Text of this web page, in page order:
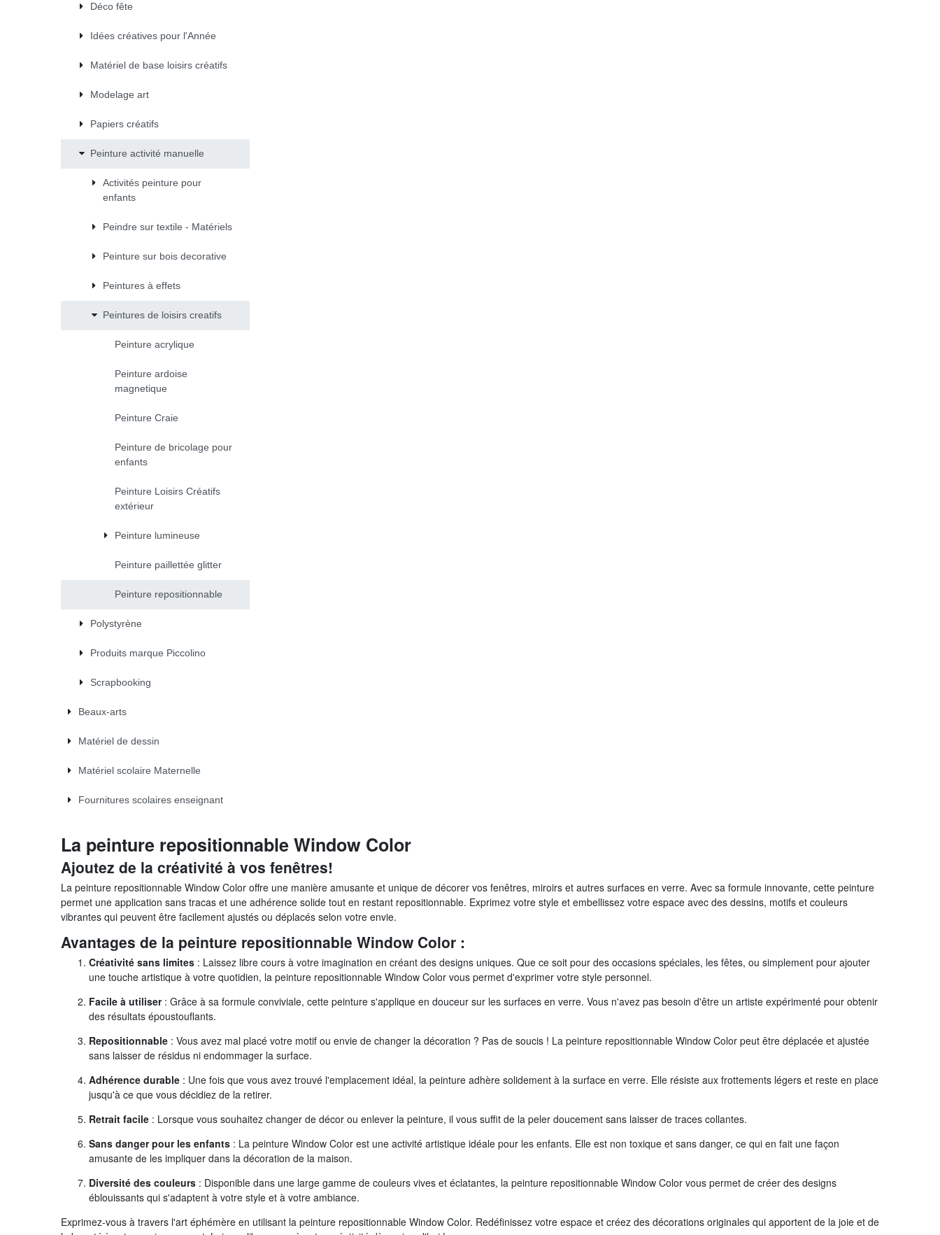
Déco fête
Idées créatives pour l'Année
Matériel de base loisirs créatifs
Modelage art
Papiers créatifs
Peinture activité manuelle
Activités peinture pour
enfants
Peindre sur textile - Matériels
Peinture sur bois decorative
Peintures à effets
Peintures de loisirs creatifs
Peinture acrylique
Peinture ardoise
magnetique
Peinture Craie
Peinture de bricolage pour
enfants
Peinture Loisirs Créatifs
extérieur
Peinture lumineuse
Peinture paillettée glitter
Peinture repositionnable
Polystyrène
Produits marque Piccolino
Scrapbooking
Beaux-arts
Matériel de dessin
Matériel scolaire Maternelle
Fournitures scolaires enseignant
La peinture repositionnable Window Color
Ajoutez de la créativité à vos fenêtres!
La peinture repositionnable Window Color offre une manière amusante et unique de décorer vos fenêtres, miroirs et autres surfaces en verre. Avec sa formule innovante, cette peinture
permet une application sans tracas et une adhérence solide tout en restant repositionnable. Exprimez votre style et embellissez votre espace avec des dessins, motifs et couleurs
vibrantes qui peuvent être facilement ajustés ou déplacés selon votre envie.
Avantages de la peinture repositionnable Window Color :
Créativité sans limites : Laissez libre cours à votre imagination en créant des designs uniques. Que ce soit pour des occasions spéciales, les fêtes, ou simplement pour ajouter
une touche artistique à votre quotidien, la peinture repositionnable Window Color vous permet d'exprimer votre style personnel.
Facile à utiliser: Grâce à sa formule conviviale, cette peinture s'applique en douceur sur les surfaces en verre. Vous n'avez pas besoin d'être un artiste expérimenté pour obtenir
des résultats époustouflants.
Repositionnable : Vous avez mal placé votre motif ou envie de changer la décoration ? Pas de soucis ! La peinture repositionnable Window Color peut être déplacée et ajustée
sans laisser de résidus ni endommager la surface.
Adhérence durable : Une fois que vous avez trouvé l'emplacement idéal, la peinture adhère solidement à la surface en verre. Elle résiste aux frottements légers et reste en place
jusqu'à ce que vous décidiez de la retirer.
Retrait facile : Lorsque vous souhaitez changer de décor ou enlever la peinture, il vous suffit de la peler doucement sans laisser de traces collantes.
Sans danger pour les enfants : La peinture Window Color est une activité artistique idéale pour les enfants. Elle est non toxique et sans danger, ce qui en fait une façon
amusante de les impliquer dans la décoration de la maison.
Diversité des couleurs : Disponible dans une large gamme de couleurs vives et éclatantes, la peinture repositionnable Window Color vous permet de créer des designs
éblouissants qui s'adaptent à votre style et à votre ambiance.
Exprimez-vous à travers l'art éphémère en utilisant la peinture repositionnable Window Color. Redéfinissez votre espace et créez des décorations originales qui apportent de la joie et de